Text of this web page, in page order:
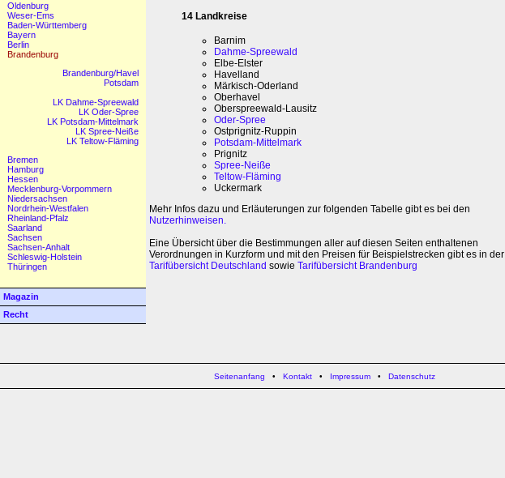
Oldenburg
Weser-Ems
Baden-Württemberg
Bayern
Berlin
Brandenburg
Brandenburg/Havel
Potsdam
LK Dahme-Spreewald
LK Oder-Spree
LK Potsdam-Mittelmark
LK Spree-Neiße
LK Teltow-Fläming
Bremen
Hamburg
Hessen
Mecklenburg-Vorpommern
Niedersachsen
Nordrhein-Westfalen
Rheinland-Pfalz
Saarland
Sachsen
Sachsen-Anhalt
Schleswig-Holstein
Thüringen
Magazin
Recht
14 Landkreise
Barnim
Dahme-Spreewald
Elbe-Elster
Havelland
Märkisch-Oderland
Oberhavel
Oberspreewald-Lausitz
Oder-Spree
Ostprignitz-Ruppin
Potsdam-Mittelmark
Prignitz
Spree-Neiße
Teltow-Fläming
Uckermark
Mehr Infos dazu und Erläuterungen zur folgenden Tabelle gibt es bei den
Nutzerhinweisen.
Eine Übersicht über die Bestimmungen aller auf diesen Seiten enthaltenen
Verordnungen in Kurzform und mit den Preisen für Beispielstrecken gibt es in der
Tarifübersicht Deutschland sowie Tarifübersicht Brandenburg
Seitenanfang • Kontakt• Impressum• Datenschutz